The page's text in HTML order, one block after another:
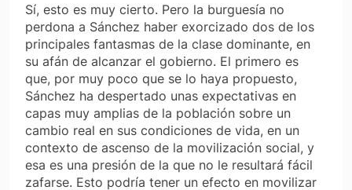
Sí, esto es muy cierto. Pero la burguesía no
perdona a Sánchez haber exorcizado dos de los
principales fantasmas de la clase dominante, en
su afán de alcanzar el gobierno. El primero es
que, por muy poco que se lo haya propuesto,
Sánchez ha despertado unas expectativas en
capas muy amplias de la población sobre un
cambio real en sus condiciones de vida, en un
contexto de ascenso de la movilización social, y
esa es una presión de la que no le resultará fácil
zafarse. Esto podría tener un efecto en movilizar